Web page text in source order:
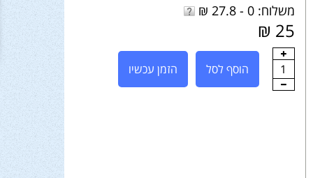
משלוח: 0 - 27.8 ₪
25 ₪
1 הוסף לסל הזמן עכשיו